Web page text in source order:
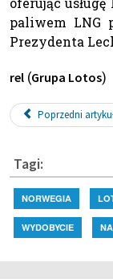
paliwem LNG
Prezydenta
rel (Grupa Lotos)
Poprzedni
Tagi:
NORWEGIA
WYDOBYCIE